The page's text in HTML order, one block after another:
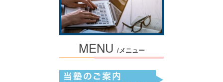
MENU /メニュー